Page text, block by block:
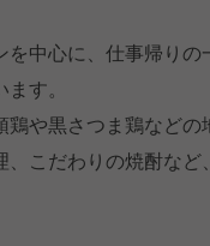
中心に、仕事帰りの
す。
や黒さつま鶏など
こだわりの焼酎な